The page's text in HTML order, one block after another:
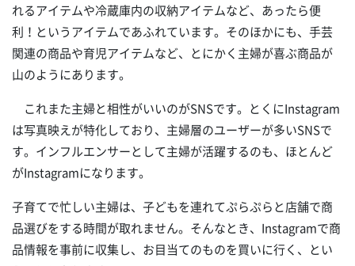
れるアイテムや冷蔵庫内の収納アイテムなど、あったら便
利！というアイテムであふれています。そのほかにも、手芸
関連の商品や育児アイテムなど、とにかく主婦が喜ぶ商品が
山のようにあります。
これまた主婦と相性がいいのがSNSです。とくにInstagram
は写真映えが特化しており、主婦層のユーザーが多いSNSで
す。インフルエンサーとして主婦が活躍するのも、ほとんど
がInstagramになります。
子育てで忙しい主婦は、子どもを連れてぷらぷらと店舗で商
品選びをする時間が取れません。そんなとき、Instagramで商
品情報を事前に収集し、お目当てのものを買いに行く、とい